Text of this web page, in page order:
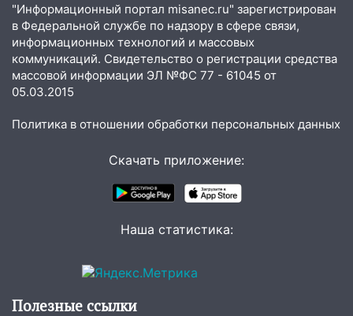
"Информационный портал misanec.ru" зарегистрирован
в Федеральной службе по надзору в сфере связи,
информационных технологий и массовых
коммуникаций. Свидетельство о регистрации средства
массовой информации ЭЛ №ФС 77 - 61045 от
05.03.2015
Политика в отношении обработки персональных данных
Скачать приложение:
Наша статистика:
Полезные ссылки